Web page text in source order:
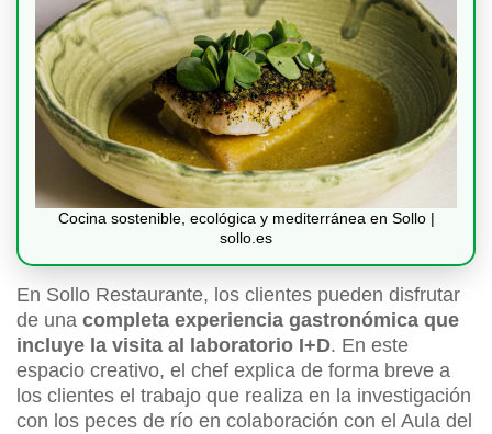
Cocina sostenible, ecológica y mediterránea en Sollo |
sollo.es
En Sollo Restaurante, los clientes pueden disfrutar
de una completa experiencia gastronómica que
incluye la visita al laboratorio I+D. En este
espacio creativo, el chef explica de forma breve a
los clientes el trabajo que realiza en la investigación
con los peces de río en colaboración con el Aula del